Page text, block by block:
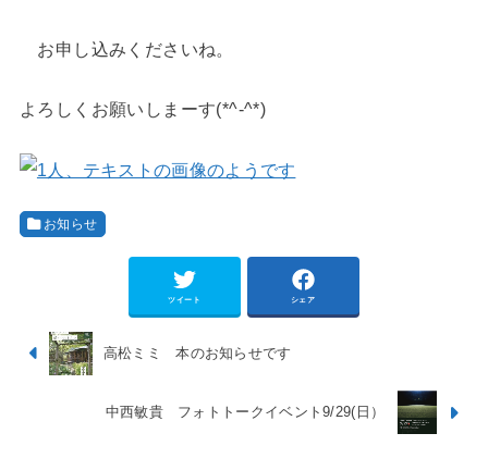
お申し込みくださいね。
よろしくお願いしまーす(*^-^*)
お知らせ
ツイート シェア
高松ミミ 本のお知らせです
中西敏貴 フォトトークイベント9/29(日）